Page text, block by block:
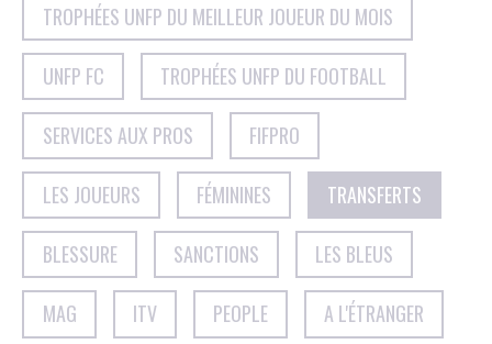
TROPHÉES UNFP DU MEILLEUR JOUEUR DU MOIS
UNFP FC TROPHÉES UNFP DU FOOTBALL
SERVICES AUX PROS FIFPRO
LES JOUEURS FÉMININES TRANSFERTS
BLESSURE SANCTIONS LES BLEUS
MAG ITV PEOPLE A L'ÉTRANGER